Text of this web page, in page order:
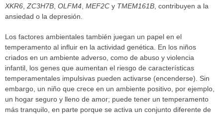
XKR6 ZC3H7B OLFM4 MEF2C y TMEM161B , contribuyen a la
ansiedad o la depresión.
Los factores ambientales también juegan un papel en el
temperamento al influir en la actividad genética. En los niños
criados en un ambiente adverso, como de abuso y violencia
infantil, los genes que aumentan el riesgo de características
temperamentales impulsivas pueden activarse (encenderse). Sin
embargo, un niño que crece en un ambiente positivo, por ejemplo,
un hogar seguro y lleno de amor; puede tener un temperamento
más tranquilo, en parte porque se activa un conjunto diferente de